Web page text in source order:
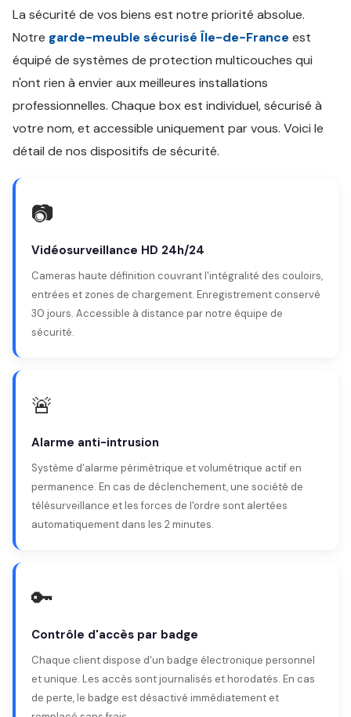
La sécurité de vos biens est notre priorité absolue.
Notre garde-meuble sécurisé Île-de-France est
équipé de systèmes de protection multicouches qui
n'ont rien à envier aux meilleures installations
professionnelles. Chaque box est individuel, sécurisé à
votre nom, et accessible uniquement par vous. Voici le
détail de nos dispositifs de sécurité.
📷
Vidéosurveillance HD 24h/24
Cameras haute définition couvrant l'intégralité des couloirs,
entrées et zones de chargement. Enregistrement conservé
30 jours. Accessible à distance par notre équipe de
sécurité.
🚨
Alarme anti-intrusion
Système d'alarme périmétrique et volumétrique actif en
permanence. En cas de déclenchement, une société de
télésurveillance et les forces de l'ordre sont alertées
automatiquement dans les 2 minutes.
🔑
Contrôle d'accès par badge
Chaque client dispose d'un badge électronique personnel
et unique. Les accès sont journalisés et horodatés. En cas
de perte, le badge est désactivé immédiatement et